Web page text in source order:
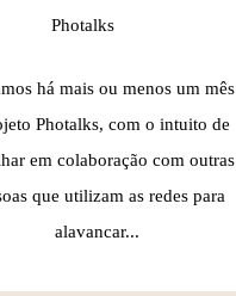
Photalks
há mais ou menos um mês
Photalks, com o intuito de
em colaboração com outras
que utilizam as redes para
alavancar...